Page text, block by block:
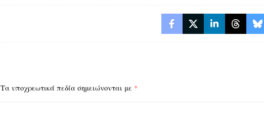
Τα υποχρεωτικά πεδία σημειώνονται με *